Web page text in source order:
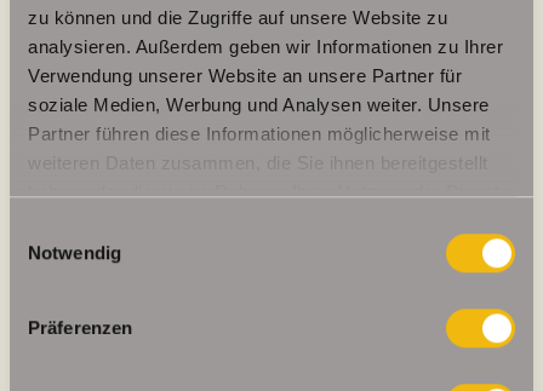
zu können und die Zugriffe auf unsere Website zu
analysieren. Außerdem geben wir Informationen zu Ihrer
Verwendung unserer Website an unsere Partner für
soziale Medien, Werbung und Analysen weiter. Unsere
Partner führen diese Informationen möglicherweise mit
weiteren Daten zusammen, die Sie ihnen bereitgestellt
haben oder die sie im Rahmen Ihrer Nutzung der Dienste
Notwendig
Präferenzen
Energieausweis (Verbrauchsausweis)
97,20 kWh / (m²*a)